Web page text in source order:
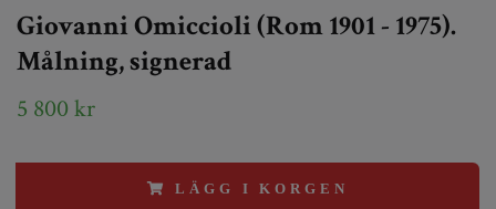
Giovanni Omiccioli (Rom 1901 - 1975).
Målning, signerad
5 800 kr
LÄGG I KORGEN